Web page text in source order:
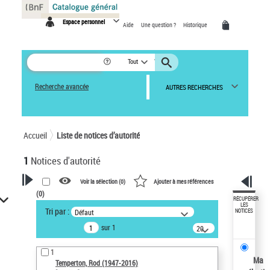
Espace personnel Aide Une question ? Historique
Tout
Recherche avancée AUTRES RECHERCHES
Accueil Liste de notices d’autorité
1 Notices d'autorité
VOTRE RECHERCHE
Recherche avancée dans les
notices d’autorité
Œuvres liées à l'auteur :
Temperton, Rod (1947-2016)
Voir la sélection (0) Ajouter à mes références
(0)
Tri par : Défaut
sur 1
20
résultats/page
1
Temperton, Rod (1947-2016)
RÉCUPÉRER
LES
NOTICES
Ma
Panneau de gestion des cookies